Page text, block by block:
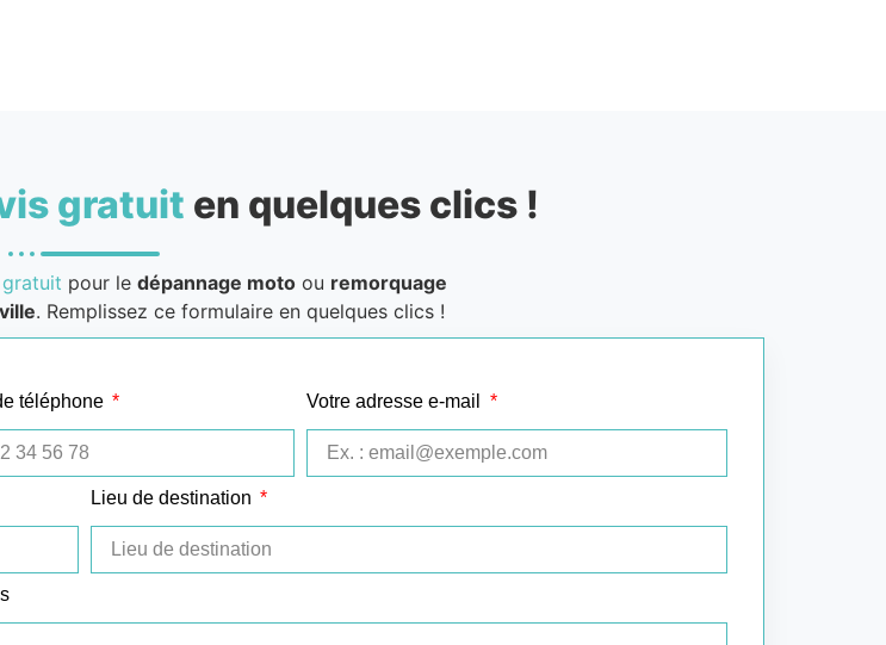
gratuit en quelques clics !
pour le dépannage motoou remorquage
. Remplissez ce formulaire en quelques clics !
téléphone Votre adresse e-mail
Lieu de destination